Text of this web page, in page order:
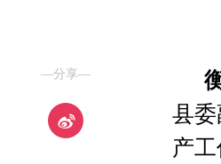
—分享—
县
产